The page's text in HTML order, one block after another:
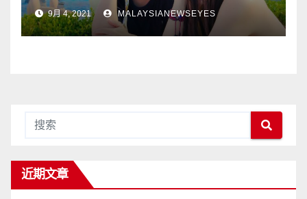
9月 4, 2021 MALAYSIANEWSEYES
近期文章